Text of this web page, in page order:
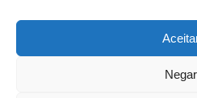
Negar
Copyright © 2009 - 2023